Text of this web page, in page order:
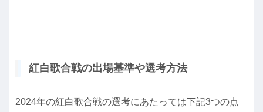
紅白歌合戦の出場基準や選考方法
2024年の紅白歌合戦の選考にあたっては下記3つの点